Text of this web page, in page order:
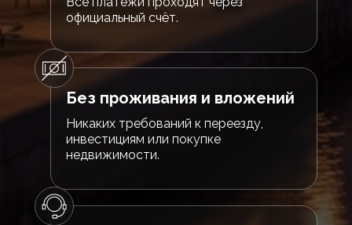
официальный счёт.
Никаких требований к переезду,
инвестициям или покупке
недвижимости.
Без проживания и вложений